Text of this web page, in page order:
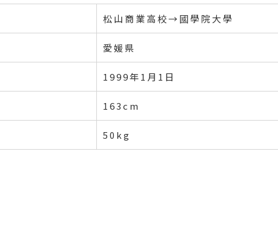
松山商業高校→國學院大學
愛媛県
1999年1月1日
163cm
50kg